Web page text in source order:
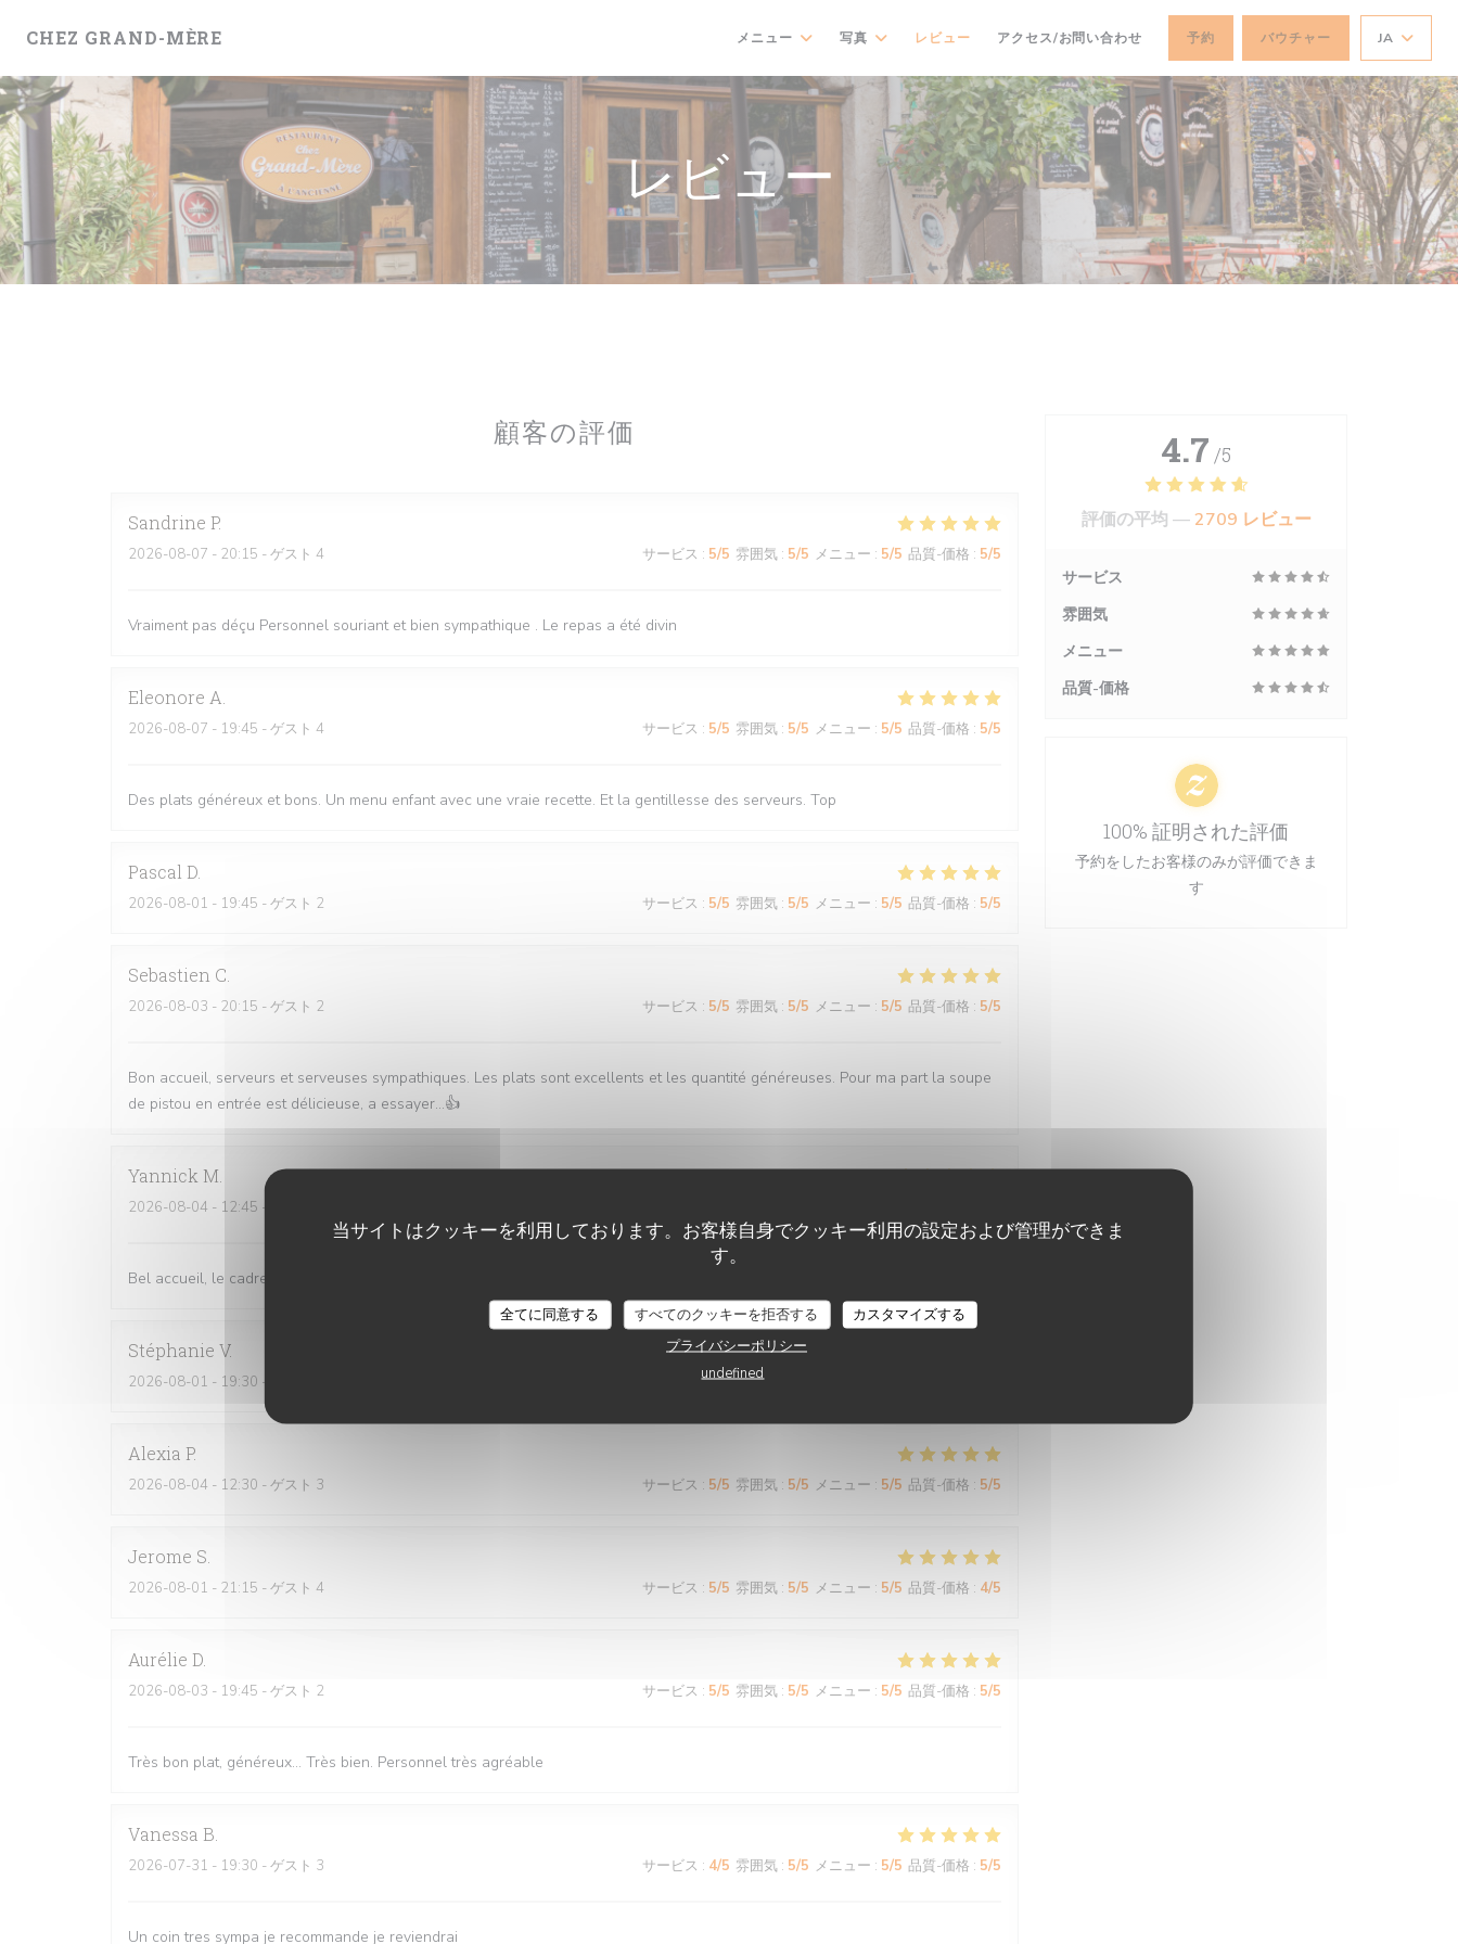
当サイトはクッキーを利用しております。お客様自身でクッキー利用の設定および管理ができま
す。
全てに同意する すべてのクッキーを拒否する
カスタマイズする
プライバシーポリシー
undefined
CHEZ GRAND-MÈRE メニュー 写真 レビュー アクセス/お問い合わせ 予約 バウチャー JA
レビュー
顧客の評価
Sandrine P
2026-08-07 - 20:15 - ゲスト 4 サービス : 5/5 雰囲気 : 5/5 メニュー : 5/5 品質-価格 : 5/5
Vraiment pas déçu Personnel souriant et bien sympathique . Le repas a été divin
Eleonore A
2026-08-07 - 19:45 - ゲスト 4 サービス : 5/5 雰囲気 : 5/5 メニュー : 5/5 品質-価格 : 5/5
Des plats généreux et bons. Un menu enfant avec une vraie recette. Et la gentillesse des serveurs. Top
Pascal D
2026-08-01 - 19:45 - ゲスト 2 サービス : 5/5 雰囲気 : 5/5 メニュー : 5/5 品質-価格 : 5/5
Sebastien C
2026-08-03 - 20:15 - ゲスト 2 サービス : 5/5 雰囲気 : 5/5 メニュー : 5/5 品質-価格 : 5/5
Bon accueil, serveurs et serveuses sympathiques. Les plats sont excellents et les quantité généreuses. Pour ma part la soupe
de pistou en entrée est délicieuse, a essayer...👍
Yannick M
2026-08-04 - 12:45 - ゲスト 2
Bel accueil, le cadre est très agréable. On mange bien.
Stéphanie V
2026-08-01 - 19:30 - ゲスト 2 :5/5 雰囲気
Alexia P
2026-08-04 - 12:30 - ゲスト 3 サービス : 5/5 雰囲気 : 5/5 メニュー : 5/5 品質-価格 : 5/5
Jerome S
2026-08-01 - 21:15 - ゲスト 4 サービス : 5/5 雰囲気 : 5/5 メニュー : 5/5 品質-価格 : 4/5
Aurélie D
2026-08-03 - 19:45 - ゲスト 2 サービス : 5/5 雰囲気 : 5/5 メニュー : 5/5 品質-価格 : 5/5
Très bon plat, généreux... Très bien. Personnel très agréable
Vanessa B
2026-07-31 - 19:30 - ゲスト 3 サービス : 4/5 雰囲気 : 5/5 メニュー : 5/5 品質-価格 : 5/5
Un coin tres sympa je recommande je reviendrai
4.7 /5
評価の平均 —2709 レビュー
サービス
雰囲気
メニュー
品質-価格
100% 証明された評価
予約をしたお客様のみが評価できま
す
CHEZ GRAND-MÈRE